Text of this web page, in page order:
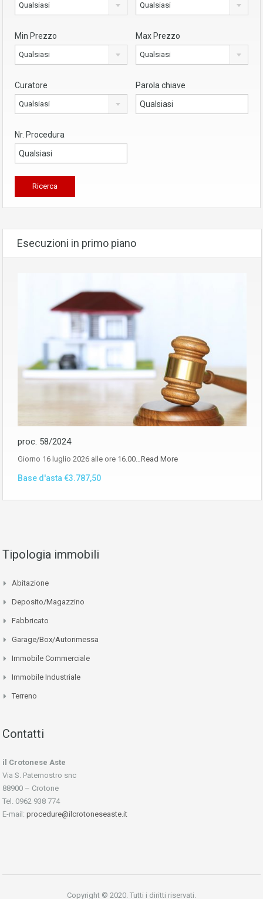
Qualsiasi Qualsiasi
Min Prezzo
Qualsiasi
Max Prezzo
Qualsiasi
Curatore
Qualsiasi
Parola chiave
Nr. Procedura
Esecuzioni in primo piano
proc. 58/2024
Giorno 16 luglio 2026 alle ore 16.00… Read More
Base d'asta €3.787,50
Tipologia immobili
Abitazione
Deposito/Magazzino
Fabbricato
Garage/Box/Autorimessa
Immobile Commerciale
Immobile Industriale
Terreno
Contatti
il Crotonese Aste
Via S. Paternostro snc
88900 – Crotone
Tel. 0962 938 774
E-mail: procedure@ilcrotoneseaste.it
Copyright © 2020. Tutti i diritti riservati.